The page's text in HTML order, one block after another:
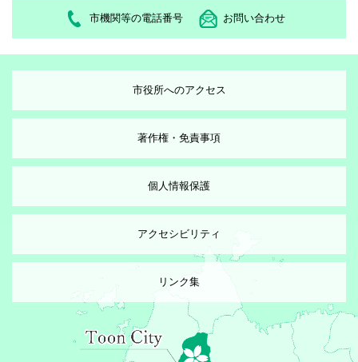
市機関等の電話番号 お問い合わせ
市役所へのアクセス
著作権・免責事項
個人情報保護
アクセシビリティ
リンク集